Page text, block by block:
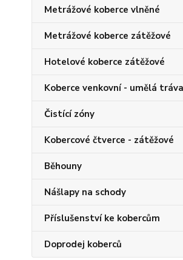
Metrážové koberce vlněné
Metrážové koberce zátěžové
Hotelové koberce zátěžové
Koberce venkovní - umělá tráva
Čistící zóny
Kobercové čtverce - zátěžové
Běhouny
Nášlapy na schody
Příslušenství ke kobercům
Doprodej koberců